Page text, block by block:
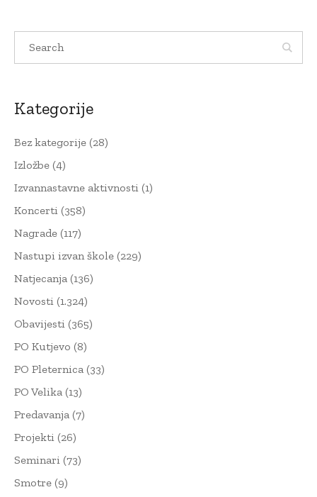
Kategorije
Bez kategorije (28)
Izložbe (4)
Izvannastavne aktivnosti (1)
Koncerti (358)
Nagrade (117)
Nastupi izvan škole (229)
Natjecanja (136)
Novosti (1.324)
Obavijesti (365)
PO Kutjevo (8)
PO Pleternica (33)
PO Velika (13)
Predavanja (7)
Projekti (26)
Seminari (73)
Smotre (9)